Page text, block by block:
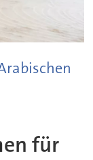
für